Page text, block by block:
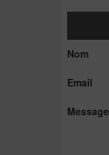
Nom
Email
Message